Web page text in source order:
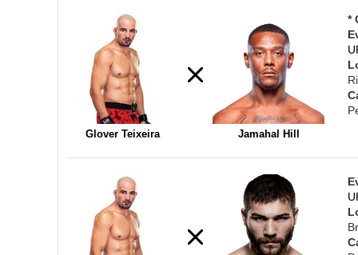
Glover Teixeira Jamahal Hill
*